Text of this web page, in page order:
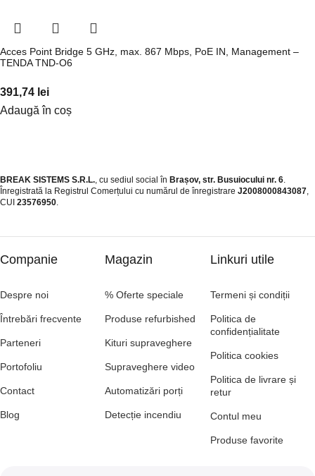
Acces Point Bridge 5 GHz, max. 867 Mbps, PoE IN, Management –
TENDA TND-O6
391,74 lei
Adaugă în coș
BREAK SISTEMS S.R.L., cu sediul social în Brașov, str. Busuiocului nr. 6.
Înregistrată la Registrul Comerțului cu numărul de înregistrare J2008000843087,
CUI 23576950.​
Companie
Despre noi
Întrebări frecvente
Parteneri
Portofoliu
Contact
Blog
Magazin
% Oferte speciale
Produse refurbished
Kituri supraveghere
Supraveghere video
Automatizări porți
Detecție incendiu
Linkuri utile
Termeni și condiții
Politica de
confidențialitate
Politica cookies
Politica de livrare și
retur
Contul meu
Produse favorite